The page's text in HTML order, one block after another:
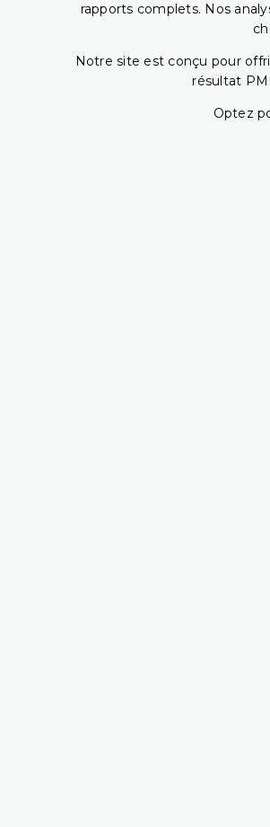
rapports complets. Nos
Notre site est conçu pour
résultat
Optez